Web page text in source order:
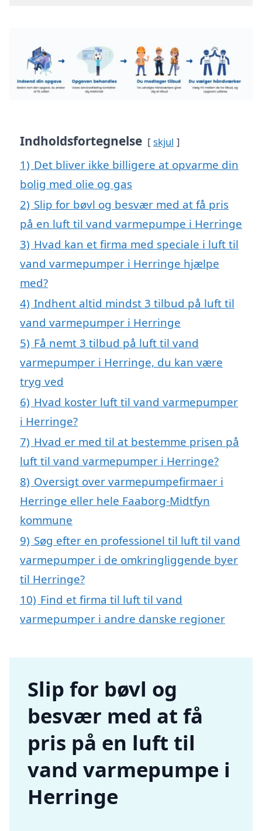
Indholdsfortegnelse skjul
1) Det bliver ikke billigere at opvarme din
bolig med olie og gas
2) Slip for bøvl og besvær med at få pris
på en luft til vand varmepumpe i Herringe
3) Hvad kan et firma med speciale i luft til
vand varmepumper i Herringe hjælpe
med?
4) Indhent altid mindst 3 tilbud på luft til
vand varmepumper i Herringe
5) Få nemt 3 tilbud på luft til vand
varmepumper i Herringe, du kan være
tryg ved
6) Hvad koster luft til vand varmepumper
i Herringe?
7) Hvad er med til at bestemme prisen på
luft til vand varmepumper i Herringe?
8) Oversigt over varmepumpefirmaer i
Herringe eller hele Faaborg-Midtfyn
kommune
9) Søg efter en professionel til luft til vand
varmepumper i de omkringliggende byer
til Herringe?
10) Find et firma til luft til vand
varmepumper i andre danske regioner
Slip for bøvl og
besvær med at få
pris på en luft til
vand varmepumpe i
Herringe